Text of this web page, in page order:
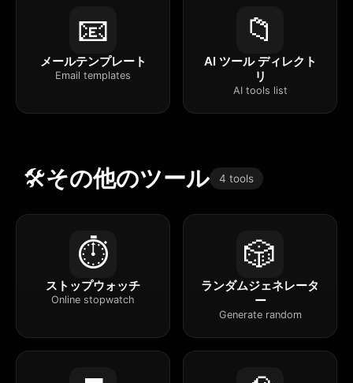
📧
メールテンプレート
Email templates
📁
AI ツール ディレクト
リ
AI tools list
🛠️その他のツール 4 tools
⏱️
ストップウォッチ
Online stopwatch
🎲
ランダムジェネレータ
ー
Generate random